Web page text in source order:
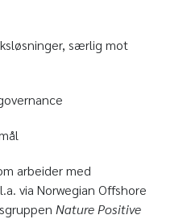
særlig mot
arbeider med
via Norwegian Offshore
Nature Positive